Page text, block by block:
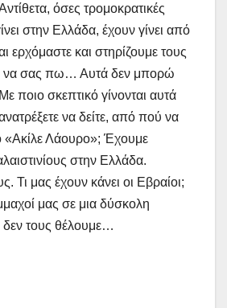
όσες τρομοκρατικές
στην Ελλάδα, έχουν γίνει από
ερχόμαστε και στηρίζουμε τους
να σας πω… Αυτά δεν μπορώ
ποιο σκεπτικό γίνονται αυτά
να δείτε, από πού να
«Ακίλε Λάουρο»; Έχουμε
στην Ελλάδα.
Τι μας έχουν κάνει οι Εβραίοι;
μας σε μια δύσκολη
δεν τους θέλουμε…